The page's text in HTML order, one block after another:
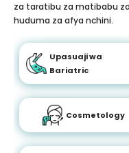
za taratibu za matibabu
huduma za afya nchini.
Upasuaji wa
Bariatric
Cosmetology